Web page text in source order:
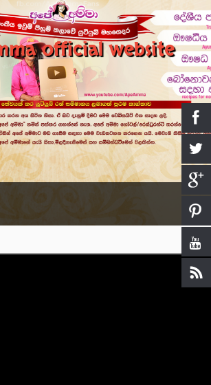
official website